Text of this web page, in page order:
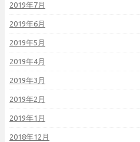
2019年7月
2019年6月
2019年5月
2019年4月
2019年3月
2019年2月
2019年1月
2018年12月